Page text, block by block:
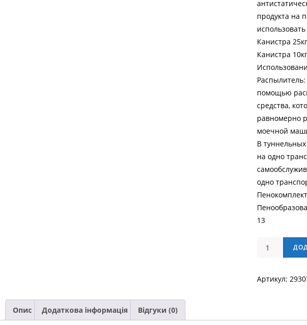
продукта на
Канистра 25кг
Канистра 10кг
помощью
средства,
равномерно
моечной
В туннельных
на одно
одно
13
Активная
GIOVE,
25кг
Артикул:
Опис Додаткова інформація Відгуки (0)